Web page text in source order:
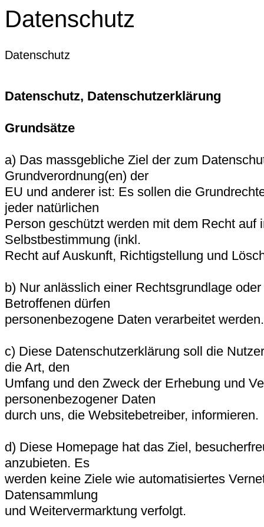
Datenschutz
Datenschutz
Datenschutz, Datenschutzerklärung
Grundsätze
a) Das massgebliche Ziel der zum
Grundverordnung(en) der
EU und anderer ist: Es sollen die
jeder natürlichen
Person geschützt werden mit dem Recht auf
Selbstbestimmung (inkl.
Recht auf Auskunft, Richtigstellung und
b) Nur anlässlich einer Rechtsgrundlage
Betroffenen dürfen
personenbezogene Daten verarbeitet werden.
c) Diese Datenschutzerklärung soll die
die Art, den
Umfang und den Zweck der Erhebung und
personenbezogener Daten
durch uns, die Websitebetreiber, informieren.
d) Diese Homepage hat das Ziel,
anzubieten. Es
werden keine Ziele wie automatisiertes
Datensammlung
und Weitervermarktung verfolgt.